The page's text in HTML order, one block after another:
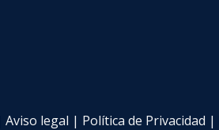
Aviso legal | Política de Privacidad |